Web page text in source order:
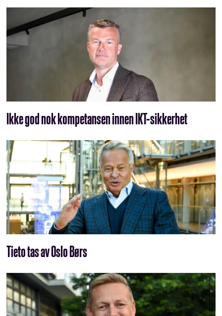
Ikke god nok kompetansen innen IKT-sikkerhet
Tieto tas av Oslo Børs